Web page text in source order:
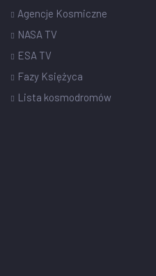
Agencje Kosmiczne
NASA TV
ESA TV
Fazy Księżyca
Lista kosmodromów